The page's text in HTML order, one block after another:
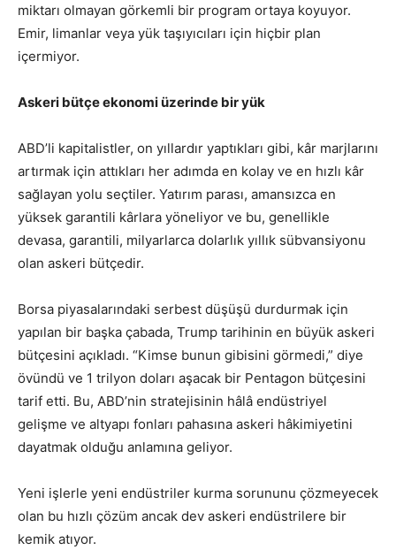
miktarı olmayan görkemli bir program ortaya koyuyor.
Emir, limanlar veya yük taşıyıcıları için hiçbir plan
içermiyor.
Askeri bütçe ekonomi üzerinde bir yük
ABD’li kapitalistler, on yıllardır yaptıkları gibi, kâr marjlarını
artırmak için attıkları her adımda en kolay ve en hızlı kâr
sağlayan yolu seçtiler. Yatırım parası, amansızca en
yüksek garantili kârlara yöneliyor ve bu, genellikle
devasa, garantili, milyarlarca dolarlık yıllık sübvansiyonu
olan askeri bütçedir.
Borsa piyasalarındaki serbest düşüşü durdurmak için
yapılan bir başka çabada, Trump tarihinin en büyük askeri
bütçesini açıkladı. “Kimse bunun gibisini görmedi,” diye
övündü ve 1 trilyon doları aşacak bir Pentagon bütçesini
tarif etti. Bu, ABD’nin stratejisinin hâlâ endüstriyel
gelişme ve altyapı fonları pahasına askeri hâkimiyetini
dayatmak olduğu anlamına geliyor.
Yeni işlerle yeni endüstriler kurma sorununu çözmeyecek
olan bu hızlı çözüm ancak dev askeri endüstrilere bir
kemik atıyor.